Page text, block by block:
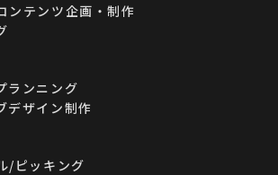
ンテンツ企画・制作
ランニング
デザイン制作
/ピッキング